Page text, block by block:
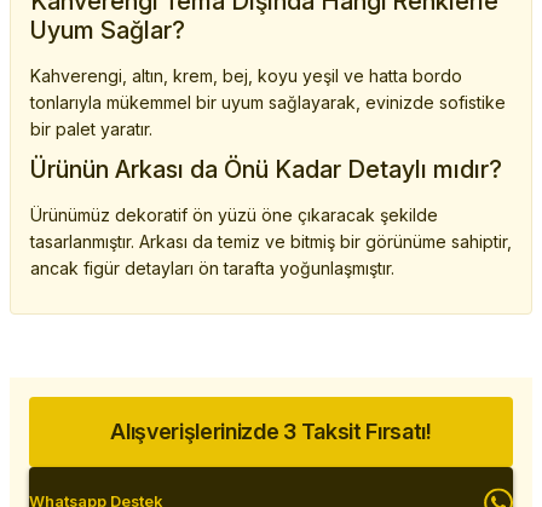
Uyum Sağlar?
Kahverengi, altın, krem, bej, koyu yeşil ve hatta bordo
tonlarıyla mükemmel bir uyum sağlayarak, evinizde sofistike
bir palet yaratır.
Ürünün Arkası da Önü Kadar Detaylı mıdır?
Ürünümüz dekoratif ön yüzü öne çıkaracak şekilde
tasarlanmıştır. Arkası da temiz ve bitmiş bir görünüme sahiptir,
ancak figür detayları ön tarafta yoğunlaşmıştır.
Alışverişlerinizde 3 Taksit Fırsatı!
Whatsapp Destek